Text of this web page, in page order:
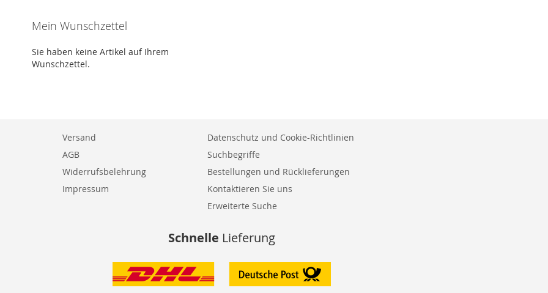
Mein Wunschzettel
Sie haben keine Artikel auf Ihrem
Wunschzettel.
Versand
AGB
Widerrufsbelehrung
Impressum
Datenschutz und Cookie-Richtlinien
Suchbegriffe
Bestellungen und Rücklieferungen
Kontaktieren Sie uns
Erweiterte Suche
Schnelle Lieferung